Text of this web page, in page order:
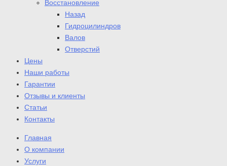
Восстановление
Назад
Гидроцилиндров
Валов
Отверстий
Цены
Наши работы
Гарантии
Отзывы и клиенты
Статьи
Контакты
Главная
О компании
Услуги